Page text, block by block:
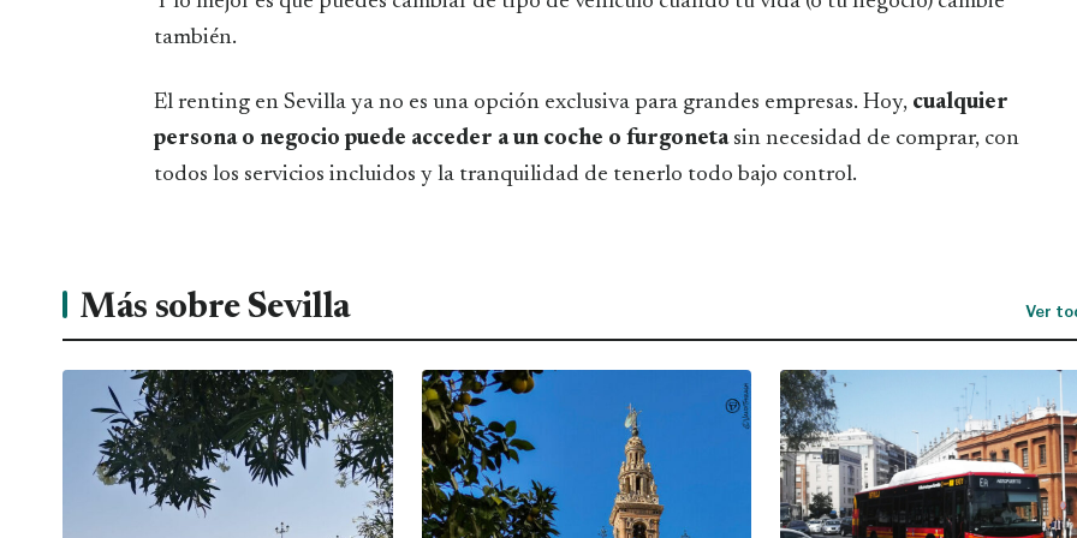
también.
El renting en Sevilla ya no es una opción exclusiva para grandes empresas. Hoy, cualquier
persona o negocio puede acceder a un coche o furgonetasin necesidad de comprar, con
todos los servicios incluidos y la tranquilidad de tenerlo todo bajo control.
Más sobre Sevilla Ver